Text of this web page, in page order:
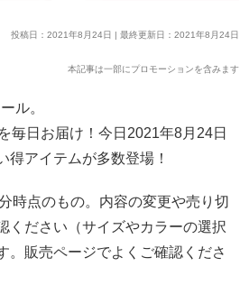
投稿日：2021年8月24日 | 最終更新日：2021年8月24日
本記事は一部にプロモーションを含みます
ル。
毎日お届け！今日2021年8月24日
アイテムが多数登場！
時点のもの。内容の変更や売り切
ください（サイズやカラーの選択
。販売ページでよくご確認くださ